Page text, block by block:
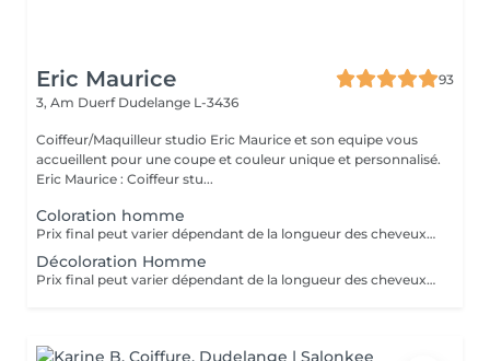
Eric Maurice
93
3, Am Duerf Dudelange L-3436
Coiffeur/Maquilleur studio Eric Maurice et son equipe vous
accueillent pour une coupe et couleur unique et personnalisé.
Eric Maurice : Coiffeur stu...
Coloration homme
Prix final peut varier dépendant de la longueur des cheveux et de la quantité de produits finalement utilisées.
Décoloration Homme
Prix final peut varier dépendant de la longueur des cheveux et de la quantité de produits finalement utilisées.